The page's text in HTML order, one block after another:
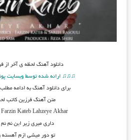
دانلود آهنگلحظه ی آخر از
♫♫♫ ارائه شده توسط وبسایت
برای دانلود آهنگ به ادامه
متن آهنگ فرزین کاتب
Kateb Lahzeye Akhar
داری میری زیر این نم نم
تو دور میشی ازم آهسته